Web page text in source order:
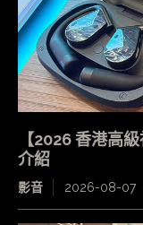
【2026 香港高
介紹
影音 2026-08-07